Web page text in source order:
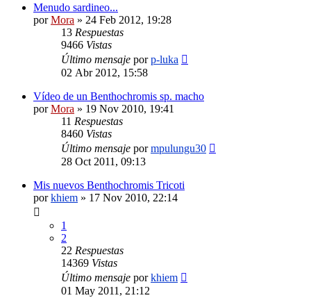
Menudo sardineo...
porMora » 24 Feb 2012, 19:28
13 Respuestas
9466 Vistas
Último mensaje porp-luka
02 Abr 2012, 15:58
Vídeo de un Benthochromis sp. macho
porMora » 19 Nov 2010, 19:41
11 Respuestas
8460 Vistas
Último mensaje pormpulungu30
28 Oct 2011, 09:13
Mis nuevos Benthochromis Tricoti
porkhiem » 17 Nov 2010, 22:14
1
2
22 Respuestas
14369 Vistas
Último mensaje porkhiem
01 May 2011, 21:12